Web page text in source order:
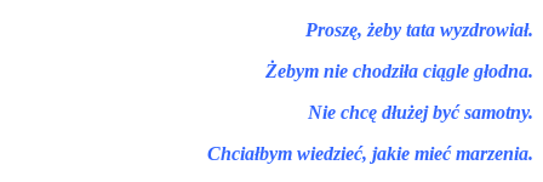
Proszę, żeby tata wyzdrowiał.
Żebym nie chodziła ciągle głodna.
Nie chcę dłużej być samotny.
Chciałbym wiedzieć, jakie mieć marzenia.